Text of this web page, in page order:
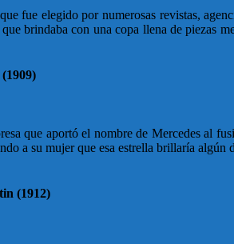
fue elegido por numerosas revistas,
brindaba con una copa llena de piezas
que aportó el nombre de Mercedes al
a su mujer que esa estrella brillaría
(1912)